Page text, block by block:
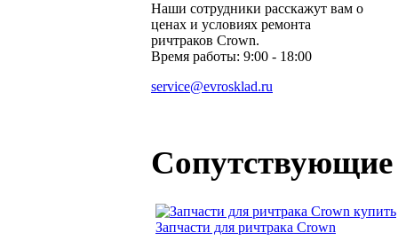
Наши сотрудники расскажут вам о
ценах и условиях ремонта
ричтраков Crown.
Время работы: 9:00 - 18:00
service@evrosklad.ru
Сопутствующие
Запчасти для ричтрака Crown